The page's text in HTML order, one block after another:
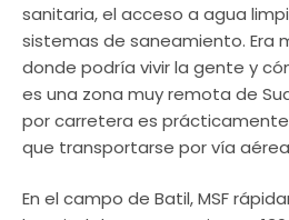
sanitaria, el acceso a agua
sistemas de saneamiento. Era
donde podría vivir la gente y
es una zona muy remota de
por carretera es
que transportarse por vía
En el campo de Batil, MSF